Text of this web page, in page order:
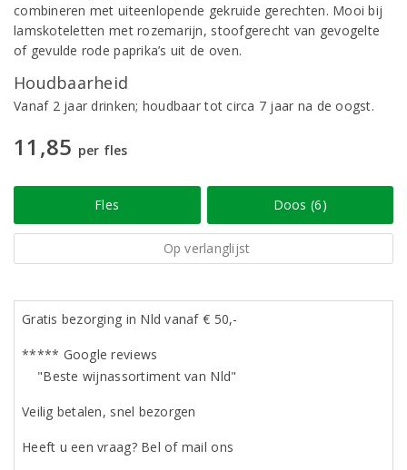
combineren met uiteenlopende gekruide gerechten. Mooi bij
lamskoteletten met rozemarijn, stoofgerecht van gevogelte
of gevulde rode paprika’s uit de oven.
Houdbaarheid
Vanaf 2 jaar drinken; houdbaar tot circa 7 jaar na de oogst.
11,85 per fles
Fles Doos (6)
Op verlanglijst
Gratis bezorging in Nld vanaf € 50,-
***** Google reviews
"Beste wijnassortiment van Nld"
Veilig betalen, snel bezorgen
Heeft u een vraag? Bel of mail ons